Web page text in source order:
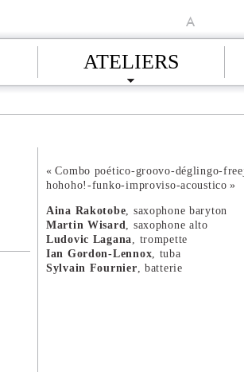
A
ATELIERS
« Combo poético-groovo-déglingo-
hohoho!-funko-improviso-acoustico »
Aina Rakotobe, saxophone baryton
Martin Wisard, saxophone alto
Ludovic Lagana, trompette
Ian Gordon-Lennox, tuba
Sylvain Fournier, batterie